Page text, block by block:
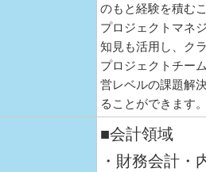
のもと経験を積む
プロジェクトマネ
知見も活用し、ク
プロジェクトチー
営レベルの課題解
ることができます
■会計領域
・財務会計・